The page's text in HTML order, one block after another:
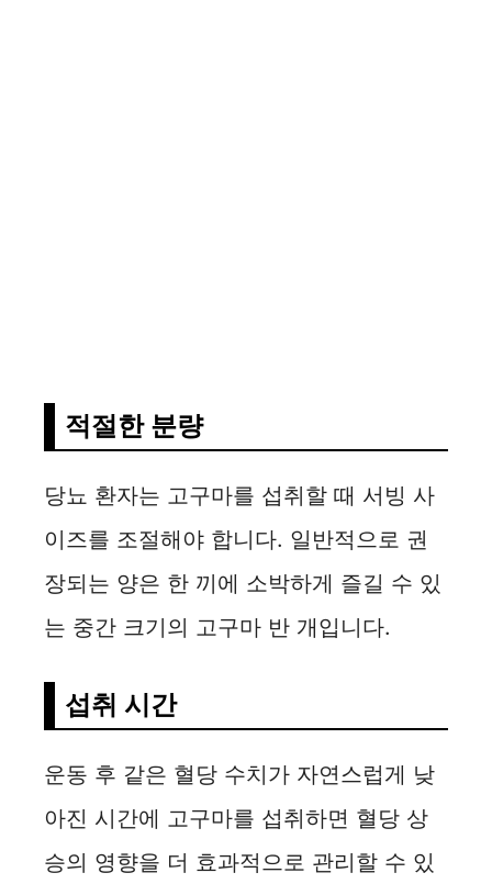
적절한 분량
당뇨 환자는 고구마를 섭취할 때 서빙 사
이즈를 조절해야 합니다. 일반적으로 권
장되는 양은 한 끼에 소박하게 즐길 수 있
는 중간 크기의 고구마 반 개입니다.
섭취 시간
운동 후 같은 혈당 수치가 자연스럽게 낮
아진 시간에 고구마를 섭취하면 혈당 상
승의 영향을 더 효과적으로 관리할 수 있